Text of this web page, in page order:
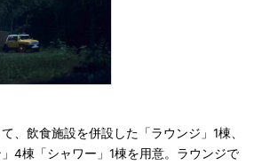
、飲食施設を併設した「ラウンジ」1棟、
」4棟「シャワー」1棟を用意。ラウンジで